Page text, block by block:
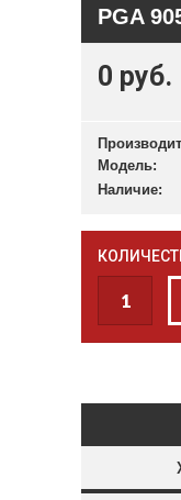
PGA
0 руб.
Модель:
Наличие: